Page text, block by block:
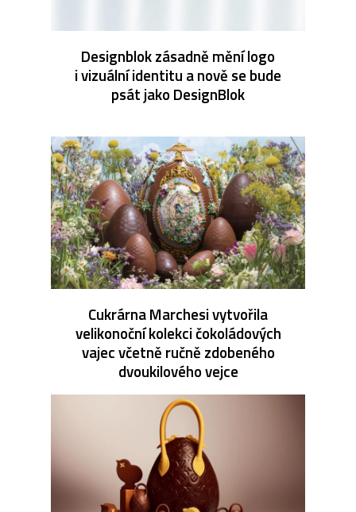
Designblok zásadně mění logo
i vizuální identitu a nově se bude
psát jako DesignBlok
Cukrárna Marchesi vytvořila
velikonoční kolekci čokoládových
vajec včetně ručně zdobeného
dvoukilového vejce